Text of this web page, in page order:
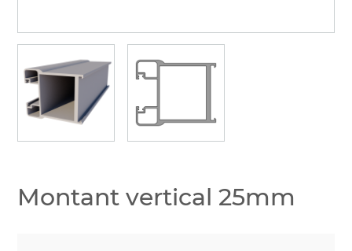
Montant vertical 25mm